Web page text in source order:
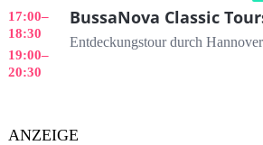
17:00–
18:30
19:00–
20:30
BussaNova Classic
Entdeckungstour durch Hannover
ANZEIGE